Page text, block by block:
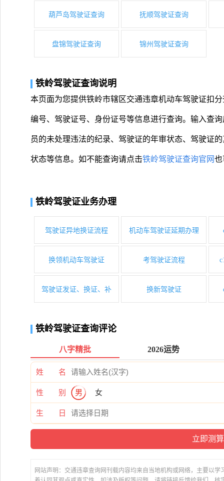
葫芦岛驾驶证查询 抚顺驾驶证查询
盘锦驾驶证查询 锦州驾驶证查询
铁岭驾驶证查询说明
本页面为您提供铁岭市辖区交通违章机动车驾驶证扣
编号、驾驶证号、身份证号等信息进行查询。输入查
员的未处理违法的纪录、驾驶证的年审状态、驾驶证
状态等信息。如不能查询请点击铁岭驾驶证查询官网也
铁岭驾驶证业务办理
驾驶证异地换证流程 机动车驾驶证延期办理
换领机动车驾驶证 考驾驶证流程
驾驶证发证、换证、补 换新驾驶证
铁岭驾驶证查询评论
八字精批 2026运势
姓 名
性 别 男 女
生 日
网站声明：交通违章查询网刊载内容均来自当地机构或网络，主要以